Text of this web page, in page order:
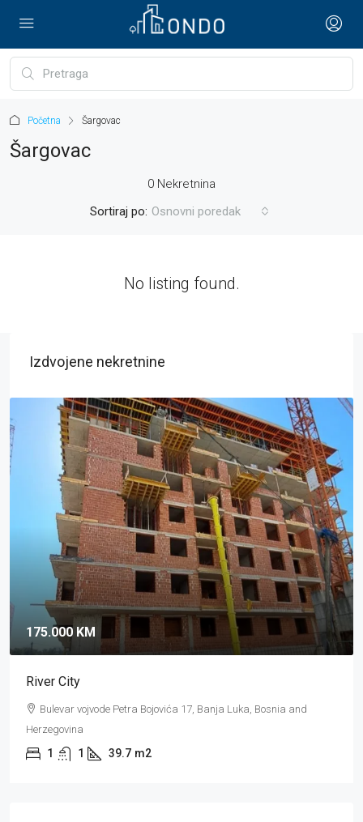
Početna Šargovac
Šargovac
0 Nekretnina
Sortiraj po: Osnovni poredak
No listing found.
Izdvojene nekretnine
175.000 KM
River City
Bulevar vojvode Petra Bojovića 17, Banja Luka, Bosnia and
Herzegovina
1 1 39.7 m2